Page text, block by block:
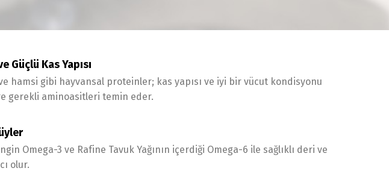
Güçlü Kas Yapısı
hamsi gibi hayvansal proteinler; kas yapısı ve iyi bir vücut kondisyonu
gerekli aminoasitleri temin eder.
Omega-3 ve Rafine Tavuk Yağının içerdiği Omega-6 ile sağlıklı deri ve
olur.